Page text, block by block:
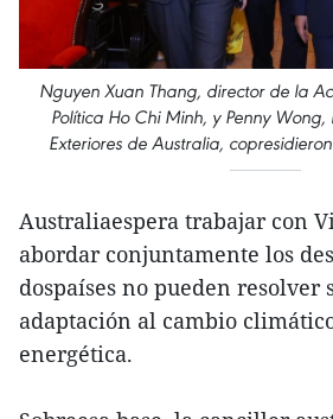
Nguyen Xuan Thang, director de la
Política Ho Chi Minh, y Penny
Exteriores de Australia,
Australiaespera trabajar con
abordar conjuntamente los
dospaíses no pueden resolver
adaptación al cambio
energética.